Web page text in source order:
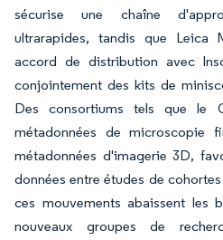
sécurise une chaîne
ultrarapides, tandis que Leica
accord de distribution avec
conjointement des kits de
Des consortiums tels que le
métadonnées de microscopie
métadonnées d'imagerie 3D,
données entre études de
ces mouvements abaissent les
nouveaux groupes de